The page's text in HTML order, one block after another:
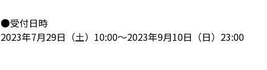
●受付日時
2023年7月29日（土）10:00～2023年9月10日（日）23:00